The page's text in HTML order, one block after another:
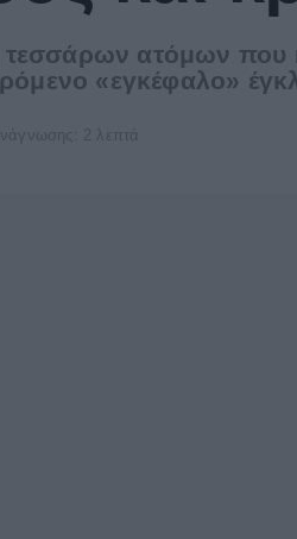
ατόμων που
«εγκέφαλο»
2 λεπτά